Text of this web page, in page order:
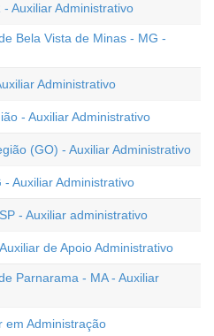
Auxiliar Administrativo
Bela Vista de Minas - MG -
Administrativo
- Auxiliar Administrativo
(GO) - Auxiliar Administrativo
- Auxiliar Administrativo
- Auxiliar administrativo
de Apoio Administrativo
Parnarama - MA - Auxiliar
em Administração